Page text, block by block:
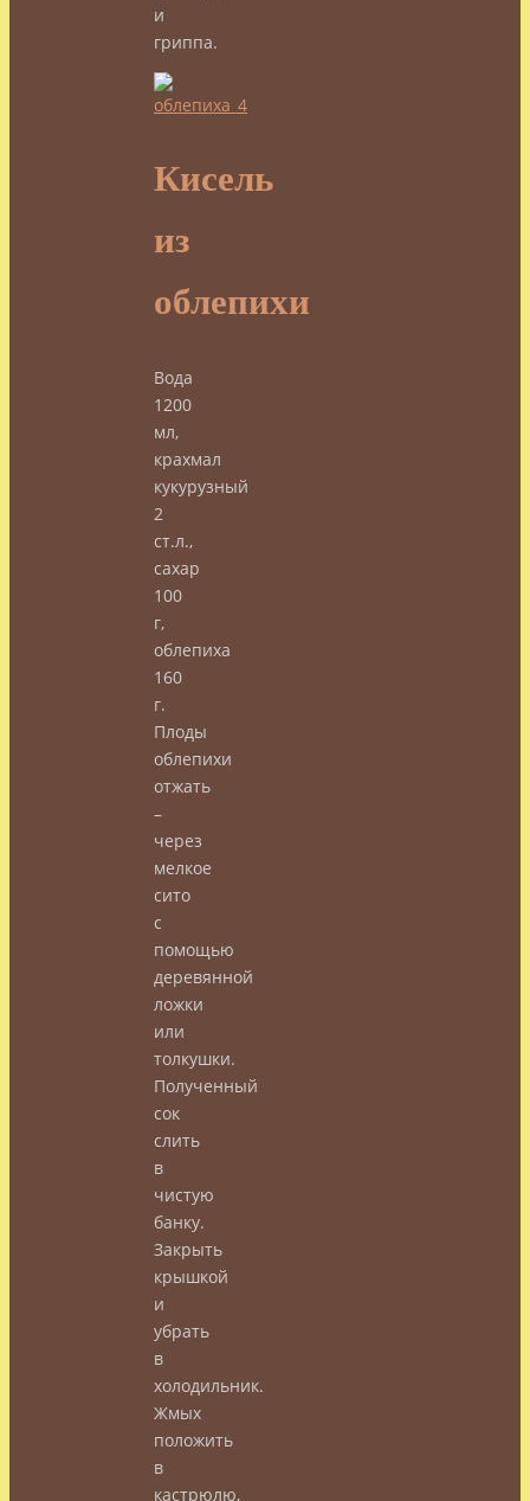
и
гриппа.
Кисель
из
облепихи
Вода
1200
мл,
крахмал
кукурузный
2
ст.л.,
сахар
100
г,
облепиха
160
г.
Плоды
облепихи
отжать
–
через
мелкое
сито
с
помощью
деревянной
ложки
или
толкушки.
Полученный
сок
слить
в
чистую
банку.
Закрыть
крышкой
и
убрать
в
холодильник.
Жмых
положить
в
кастрюлю,